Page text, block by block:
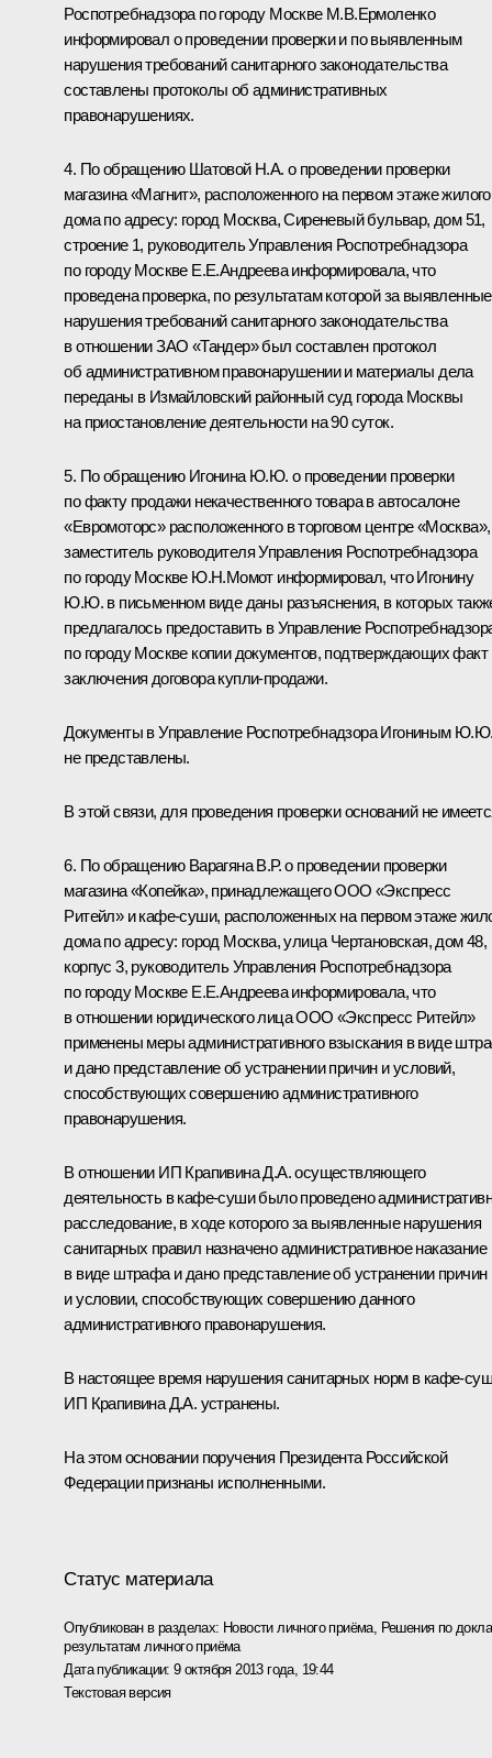
Роспотребнадзора по городу Москве М.В.Ермоленко
информировал о проведении проверки и по выявленным
нарушения требований санитарного законодательства
составлены протоколы об административных
правонарушениях.
4. По обращению Шатовой Н.А. о проведении проверки
магазина «Магнит», расположенного на первом этаже жилого
дома по адресу: город Москва, Сиреневый бульвар, дом 51,
строение 1, руководитель Управления Роспотребнадзора
по городу Москве Е.Е.Андреева информировала, что
проведена проверка, по результатам которой за выявленные
нарушения требований санитарного законодательства
в отношении ЗАО «Тандер» был составлен протокол
об административном правонарушении и материалы дела
переданы в Измайловский районный суд города Москвы
на приостановление деятельности на 90 суток.
5. По обращению Игонина Ю.Ю. о проведении проверки
по факту продажи некачественного товара в автосалоне
«Евромоторс» расположенного в торговом центре «Москва»,
заместитель руководителя Управления Роспотребнадзора
по городу Москве Ю.Н.Момот информировал, что Игонину
Ю.Ю. в письменном виде даны разъяснения, в которых
предлагалось предоставить в Управление
по городу Москве копии документов, подтверждающих факт
заключения договора купли-продажи.
Документы в Управление Роспотребнадзора Игониным
не представлены.
В этой связи, для проведения проверки оснований не
6. По обращению Варагяна В.Р. о проведении проверки
магазина «Копейка», принадлежащего ООО «Экспресс
Ритейл» и кафе-суши, расположенных на первом этаже
дома по адресу: город Москва, улица Чертановская, дом 48,
корпус 3, руководитель Управления Роспотребнадзора
по городу Москве Е.Е.Андреева информировала, что
в отношении юридического лица ООО «Экспресс Ритейл»
применены меры административного взыскания в виде
и дано представление об устранении причин и условий,
способствующих совершению административного
правонарушения.
В отношении ИП Крапивина Д.А. осуществляющего
деятельность в кафе-суши было проведено
расследование, в ходе которого за выявленные нарушения
санитарных правил назначено административное наказание
в виде штрафа и дано представление об устранении причин
и условии, способствующих совершению данного
административного правонарушения.
В настоящее время нарушения санитарных норм в кафе-
ИП Крапивина Д.А. устранены.
На этом основании поручения Президента Российской
Федерации признаны исполненными.
Статус материала
Опубликован в разделах: Новости личного приёма, Решения по
результатам личного приёма
Дата публикации:9 октября 2013 года, 19:44
Текстовая версия